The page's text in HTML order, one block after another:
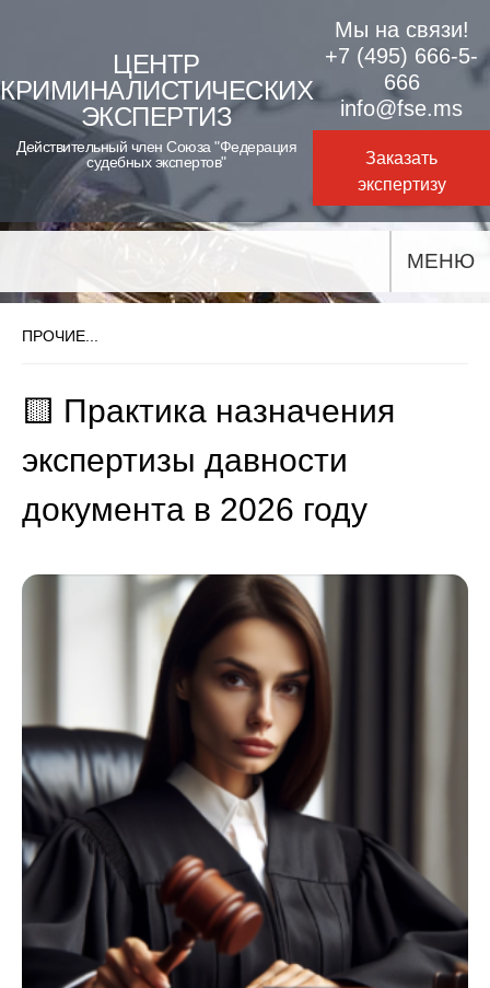
content
ЦЕНТР
КРИМИНАЛИСТИЧЕСКИХ
ЭКСПЕРТИЗ
Действительный член Союза "Федерация
судебных экспертов"
Мы на связи!
+7 (495) 666-5-
666
info@fse.ms
Заказать
экспертизу
МЕНЮ
ПРОЧИЕ...
🟨 Практика назначения
экспертизы давности
документа в 2026 году